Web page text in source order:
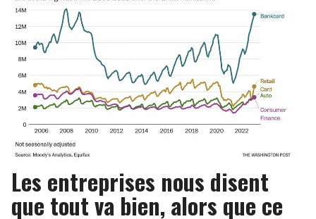
Les entreprises nous disent
que tout va bien, alors que ce